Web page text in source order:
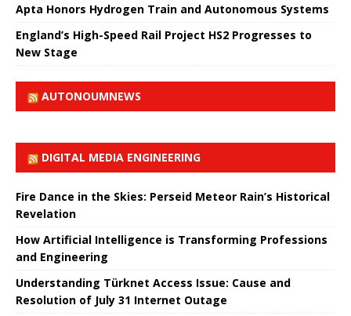
Apta Honors Hydrogen Train and Autonomous Systems
England’s High-Speed ​​Rail Project HS2 Progresses to
New Stage
AUTONOUMNEWS
DIGITAL MEDIA ENGINEERING
Fire Dance in the Skies: Perseid Meteor Rain’s Historical
Revelation
How Artificial Intelligence is Transforming Professions
and Engineering
Understanding Türknet Access Issue: Cause and
Resolution of July 31 Internet Outage